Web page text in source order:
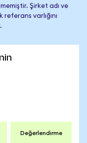
Şirket adı ve
varlığını
Değerlendirme